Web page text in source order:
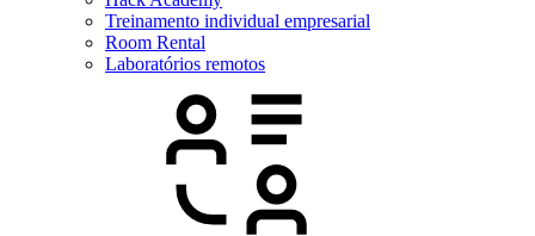
Treinamento individual empresarial
Room Rental
Laboratórios remotos